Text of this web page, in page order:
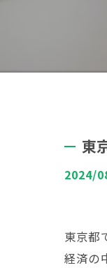
東
2024/
東京都
経済の